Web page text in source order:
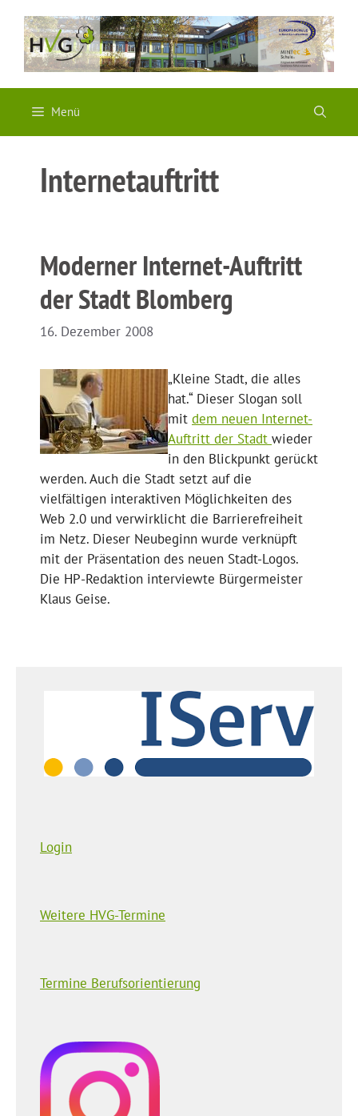
Inhalt
springen
Menü
Internetauftritt
Moderner Internet-Auftritt
der Stadt Blomberg
16. Dezember 2008
„Kleine Stadt, die alles
hat.“ Dieser Slogan soll
mit dem neuen Internet-
Auftritt der Stadt wieder
in den Blickpunkt gerückt
werden. Auch die Stadt setzt auf die
vielfältigen interaktiven Möglichkeiten des
Web 2.0 und verwirklicht die Barrierefreiheit
im Netz. Dieser Neubeginn wurde verknüpft
mit der Präsentation des neuen Stadt-Logos.
Die HP-Redaktion interviewte Bürgermeister
Klaus Geise.
Login
Weitere HVG-Termine
Termine Berufsorientierung